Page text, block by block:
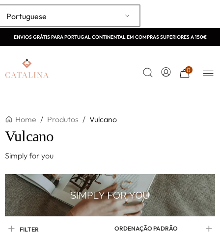
Portuguese
ENVIOS GRÁTIS PARA PORTUGAL CONTINENTAL EM COMPRAS SUPERIORES A 150€
0
Home / Produtos / Vulcano
Vulcano
Simply for you
FILTER ORDENAÇÃO PADRÃO